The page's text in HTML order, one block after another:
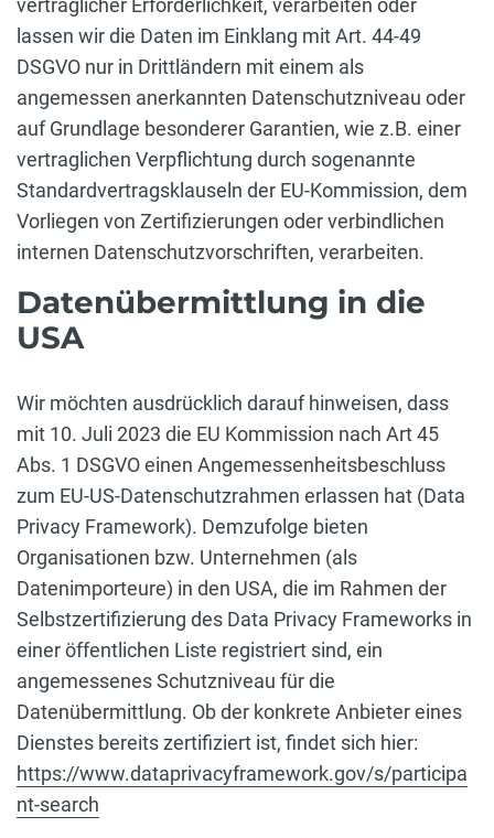
vertraglicher Erforderlichkeit, verarbeiten oder
lassen wir die Daten im Einklang mit Art. 44-49
DSGVO nur in Drittländern mit einem als
angemessen anerkannten Datenschutzniveau oder
auf Grundlage besonderer Garantien, wie z.B. einer
vertraglichen Verpflichtung durch sogenannte
Standardvertragsklauseln der EU-Kommission, dem
Vorliegen von Zertifizierungen oder verbindlichen
internen Datenschutzvorschriften, verarbeiten.
Datenübermittlung in die
USA
Wir möchten ausdrücklich darauf hinweisen, dass
mit 10. Juli 2023 die EU Kommission nach Art 45
Abs. 1 DSGVO einen Angemessenheitsbeschluss
zum EU-US-Datenschutzrahmen erlassen hat (Data
Privacy Framework). Demzufolge bieten
Organisationen bzw. Unternehmen (als
Datenimporteure) in den USA, die im Rahmen der
Selbstzertifizierung des Data Privacy Frameworks in
einer öffentlichen Liste registriert sind, ein
angemessenes Schutzniveau für die
Datenübermittlung. Ob der konkrete Anbieter eines
Dienstes bereits zertifiziert ist, findet sich hier:
https://www.dataprivacyframework.gov/s/participa
nt-search